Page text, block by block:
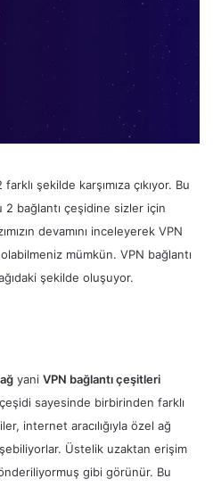
farklı şekilde karşımıza çıkıyor. Bu
2 bağlantı çeşidine sizler için
devamını inceleyerek VPN
mümkün. VPN bağlantı
şekilde oluşuyor.
yani VPN bağlantı çeşitleri
sayesinde birbirinden farklı
internet aracılığıyla özel ağ
Üstelik uzaktan erişim
gibi görünür. Bu